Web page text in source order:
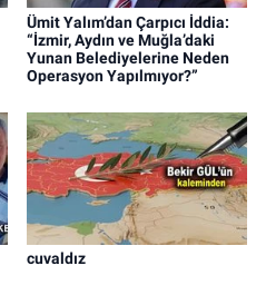
Ümit Yalım’dan Çarpıcı İddia:
“İzmir, Aydın ve Muğla’daki
Yunan Belediyelerine Neden
Operasyon Yapılmıyor?”
cuvaldız